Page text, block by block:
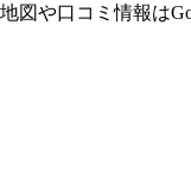
地図や口コミ情報は